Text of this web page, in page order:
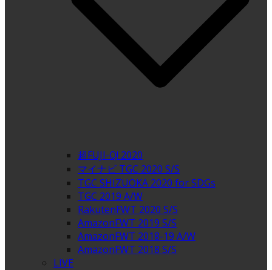
超FUJI-Q! 2020
マイナビ TGC 2020 S/S
TGC SHIZUOKA 2020 for SDGs
TGC 2019 A/W
RakutenFWT 2020 S/S
AmazonFWT 2019 S/S
AmazonFWT 2018-19 A/W
AmazonFWT 2018 S/S
LIVE